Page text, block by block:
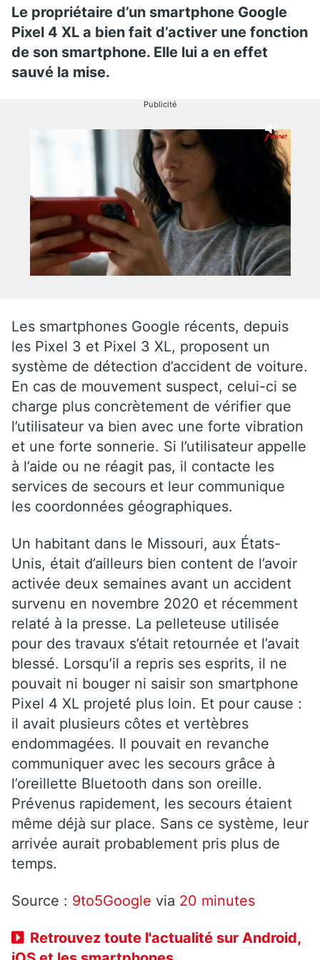
Le propriétaire d’un smartphone Google
Pixel 4 XL a bien fait d’activer une fonction
de son smartphone. Elle lui a en effet
sauvé la mise.
Publicité
Les smartphones Google récents, depuis
les Pixel 3 et Pixel 3 XL, proposent un
système de détection d’accident de voiture.
En cas de mouvement suspect, celui-ci se
charge plus concrètement de vérifier que
l’utilisateur va bien avec une forte vibration
et une forte sonnerie. Si l’utilisateur appelle
à l’aide ou ne réagit pas, il contacte les
services de secours et leur communique
les coordonnées géographiques.
Un habitant dans le Missouri, aux États-
Unis, était d’ailleurs bien content de l’avoir
activée deux semaines avant un accident
survenu en novembre 2020 et récemment
relaté à la presse. La pelleteuse utilisée
pour des travaux s’était retournée et l’avait
blessé. Lorsqu’il a repris ses esprits, il ne
pouvait ni bouger ni saisir son smartphone
Pixel 4 XL projeté plus loin. Et pour cause :
il avait plusieurs côtes et vertèbres
endommagées. Il pouvait en revanche
communiquer avec les secours grâce à
l’oreillette Bluetooth dans son oreille.
Prévenus rapidement, les secours étaient
même déjà sur place. Sans ce système, leur
arrivée aurait probablement pris plus de
temps.
Source : 9to5Google via 20 minutes
Retrouvez toute l'actualité sur Android,